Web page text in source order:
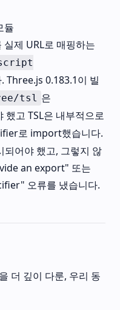
듈
실제 URL로 매핑하는
Three.js 0.183.1이 빌
tsl 은
했고 TSL은 내부적으로
로 import했습니다.
어야 했고, 그렇지 않
an export" 또는
오류를 냈습니다.
더 깊이 다룬, 우리 동